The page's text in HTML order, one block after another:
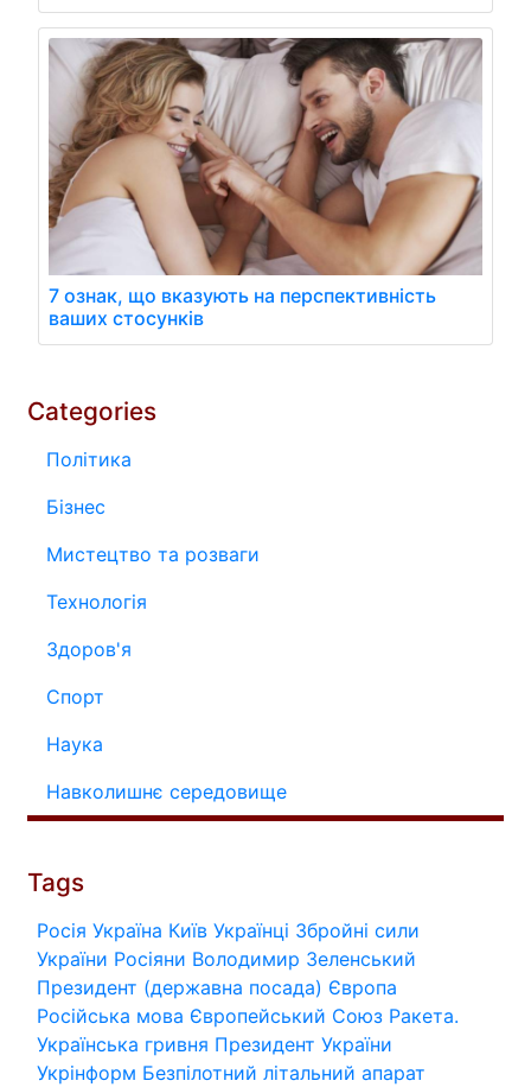
7 ознак, що вказують на перспективність
ваших стосунків
Categories
Політика
Бізнес
Мистецтво та розваги
Технологія
Здоров'я
Спорт
Наука
Навколишнє середовище
Tags
Росія Україна Київ Українці Збройні сили
України Росіяни Володимир Зеленський
Президент (державна посада) Європа
Російська мова Європейський Союз Ракета.
Українська гривня Президент України
Укрінформ Безпілотний літальний апарат